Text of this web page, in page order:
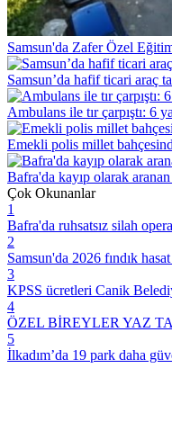
Samsun'da Zafer Özel
Samsun’da hafif ticari araç
Ambulans ile tır çarpıştı: 6
Emekli polis millet
Bafra'da kayıp olarak
Çok Okunanlar
1
Bafra'da ruhsatsız silah
2
Samsun'da 2026 fındık
3
KPSS ücretleri Canik
4
ÖZEL BİREYLER YAZ
5
İlkadım’da 19 park daha